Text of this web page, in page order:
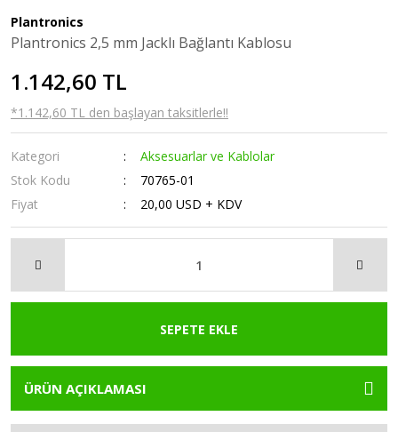
Plantronics
Plantronics 2,5 mm Jacklı Bağlantı Kablosu
1.142,60 TL
*1.142,60 TL den başlayan taksitlerle!!
Kategori
Aksesuarlar ve Kablolar
Stok Kodu
70765-01
Fiyat
20,00 USD + KDV
SEPETE EKLE
ÜRÜN AÇIKLAMASI